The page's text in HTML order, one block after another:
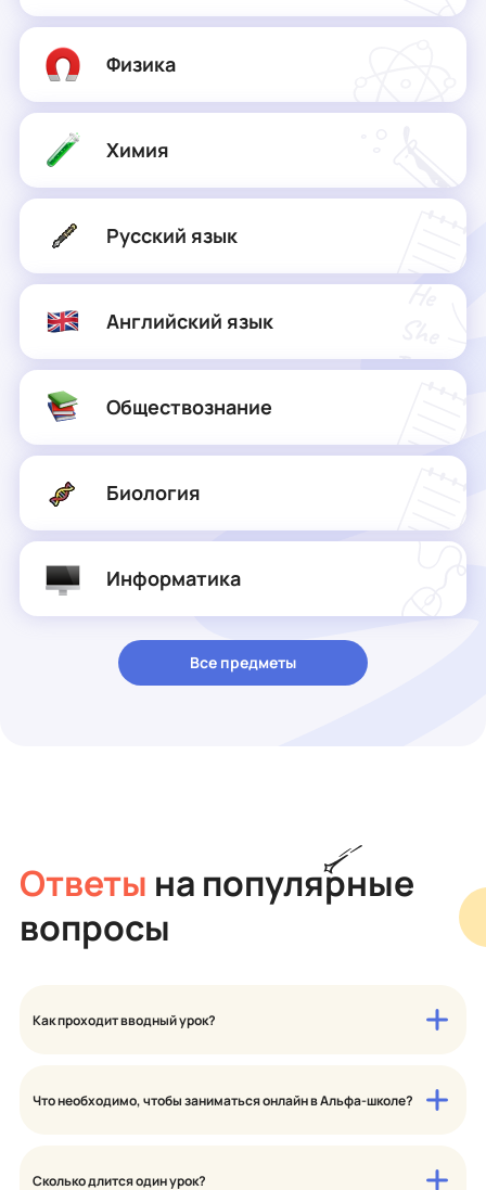
Физика
Химия
Русский язык
Английский язык
Обществознание
Биология
Информатика
Все предметы
Ответы на популярные
вопросы
Как проходит вводный урок?
Что необходимо, чтобы заниматься онлайн в Альфа-школе?
Сколько длится один урок?